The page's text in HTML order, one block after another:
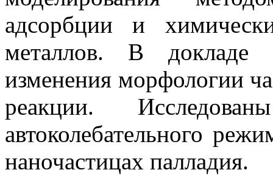
адсорбции и
металлов. В докладе
изменения морфологии
реакции.
автоколебательного
наночастицах палладия.